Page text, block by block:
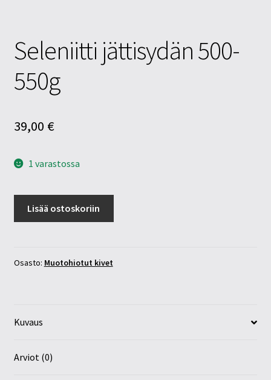
Seleniitti jättisydän 500-
550g
39,00 €
1 varastossa
määrä
Lisää ostoskoriin
Osasto: Muotohiotut kivet
Kuvaus
Arviot (0)